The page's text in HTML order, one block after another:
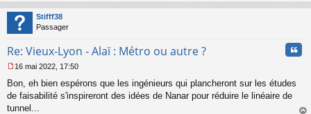
au
Stifff38
Passager
Re: Vieux-Lyon - Alaï : Métro ou autre ?
e
s
s
16 mai 2022, 17:50
Bon, eh bien espérons que les ingénieurs qui plancheront sur les études
de faisabilité s'inspireront des idées de Nanar pour réduire le linéaire de
tunnel...